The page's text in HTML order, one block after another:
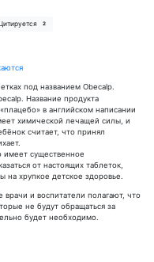
2
под названием Obecalp.
Название продукта
в английском написании
химической лечащей силы, и
считает, что принял
имеет существенное
от настоящих таблеток,
хрупкое детское здоровье.
и воспитатели полагают, что
не будут обращаться за
будет необходимо.